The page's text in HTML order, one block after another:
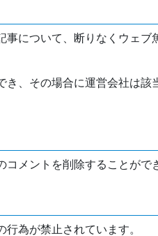
について、断りなくウェブ
、その場合に運営会社は該
メントを削除することがで
為が禁止されています。